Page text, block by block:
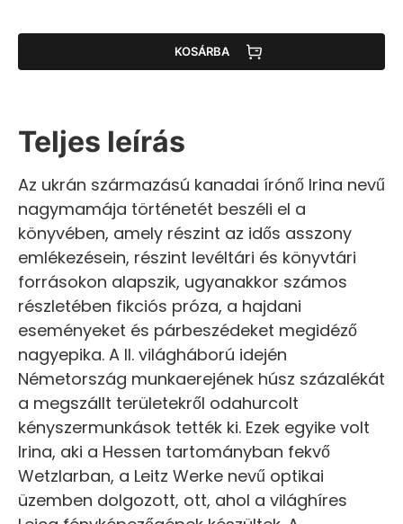
KOSÁRBA
Teljes leírás
Az ukrán származású kanadai írónő Irina nevű
nagymamája történetét beszéli el a
könyvében, amely részint az idős asszony
emlékezésein, részint levéltári és könyvtári
forrásokon alapszik, ugyanakkor számos
részletében fikciós próza, a hajdani
eseményeket és párbeszédeket megidéző
nagyepika. A II. világháború idején
Németország munkaerejének húsz százalékát
a megszállt területekről odahurcolt
kényszermunkások tették ki. Ezek egyike volt
Irina, aki a Hessen tartományban fekvő
Wetzlarban, a Leitz Werke nevű optikai
üzemben dolgozott, ott, ahol a világhíres